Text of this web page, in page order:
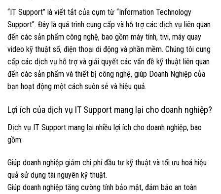
“IT Support” là viết tắt của cụm từ “Information Technology
Support”. Đây là quá trình cung cấp và hỗ trợ các dịch vụ liên quan
đến các sản phẩm công nghệ, bao gồm máy tính, tivi, máy quay
video kỹ thuật số, điện thoại di động và phần mềm. Chúng tôi cung
cấp các dịch vụ hỗ trợ và giải quyết các vấn đề kỹ thuật liên quan
đến các sản phẩm và thiết bị công nghệ, giúp Doanh Nghiệp của
bạn hoạt động một cách suôn sẻ và hiệu quả.
Lợi ích của dịch vụ IT Support mang lại cho doanh nghiệp?
Dịch vụ IT Support mang lại nhiều lợi ích cho doanh nghiệp, bao
gồm:
Giúp doanh nghiệp giảm chi phí đầu tư kỹ thuật và tối ưu hoá hiệu
quả sử dụng tài nguyên kỹ thuật.
Giúp doanh nghiệp tăng cường tính bảo mật, đảm bảo an toàn